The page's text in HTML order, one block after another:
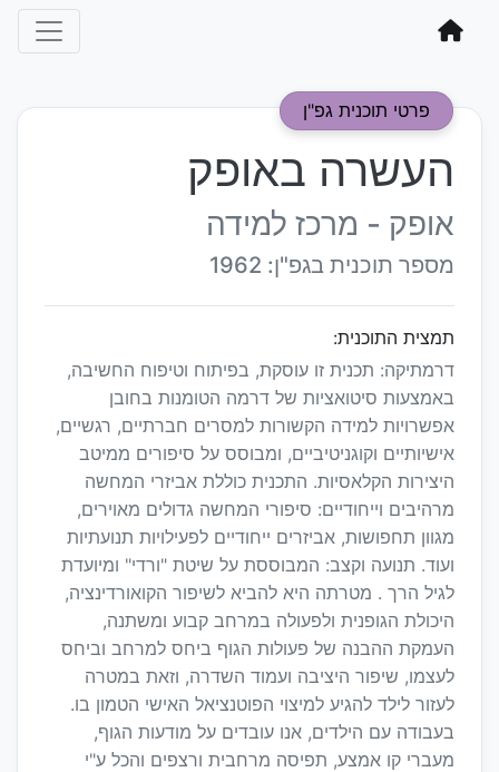
פרטי תוכנית גפ"ן
העשרה באופק
אופק - מרכז למידה
מספר תוכנית בגפ"ן: 1962
תמצית התוכנית:
דרמתיקה: תכנית זו עוסקת, בפיתוח וטיפוח החשיבה,
באמצעות סיטואציות של דרמה הטומנות בחובן
אפשרויות למידה הקשורות למסרים חברתיים, רגשיים,
אישיותיים וקוגניטיביים, ומבוסס על סיפורים ממיטב
היצירות הקלאסיות. התכנית כוללת אביזרי המחשה
מרהיבים וייחודיים: סיפורי המחשה גדולים מאוירים,
מגוון תחפושות, אביזרים ייחודיים לפעילויות תנועתיות
ועוד. תנועה וקצב: המבוססת על שיטת "ורדי" ומיועדת
לגיל הרך . מטרתה היא להביא לשיפור הקואורדינציה,
היכולת הגופנית ולפעולה במרחב קבוע ומשתנה,
העמקת ההבנה של פעולות הגוף ביחס למרחב וביחס
לעצמו, שיפור היציבה ועמוד השדרה, וזאת במטרה
לעזור לילד להגיע למיצוי הפוטנציאל האישי הטמון בו.
בעבודה עם הילדים, אנו עובדים על מודעות הגוף,
מעברי קו אמצע, תפיסה מרחבית ורצפים והכל ע"י